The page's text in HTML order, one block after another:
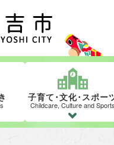
子育て･文化･スポー
Childcare, Culture and Sports